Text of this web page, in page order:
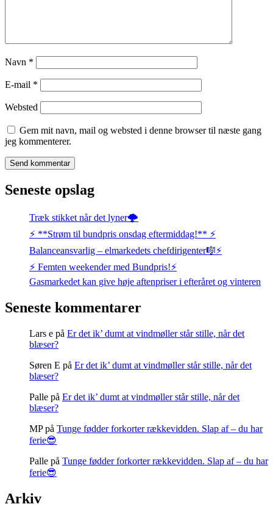
Navn *
E-mail *
Websted
Gem mit navn, mail og websted i denne browser til næste gang
jeg kommenterer.
Seneste opslag
Træk stikket når det lyner🌩️
⚡️ **Strøm til bundpris onsdag eftermiddag!** ⚡️
Balanceansvarlig – elmarkedets chefdirigenter🎼⚡
⚡️ Femten weekender med Bundpris!⚡️
Gasmarkedet kan give høje aftenpriser i efteråret og vinteren
Seneste kommentarer
Lars e på Er det ik’ dumt at vindmøller står stille, når det
blæser?
Søren E på Er det ik’ dumt at vindmøller står stille, når det
blæser?
Palle på Er det ik’ dumt at vindmøller står stille, når det
blæser?
MPpå Tunge fødder forkorter rækkevidden. Slap af – du har
ferie😎
Palle på Tunge fødder forkorter rækkevidden. Slap af – du har
ferie😎
Arkiv